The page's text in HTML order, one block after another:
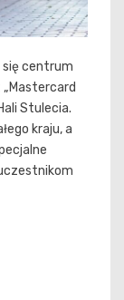
się centrum
Stulecia.
kraju, a